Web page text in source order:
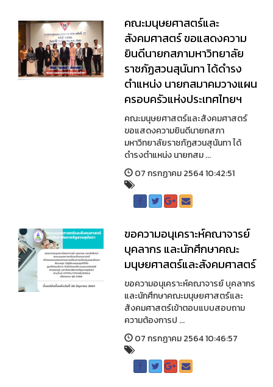
คณะมนุษยศาสตร์และ
สังคมศาสตร์ ขอแสดงความ
ยินดีนายกสภามหาวิทยาลัย
ราชภัฏสวนสุนันทา ได้ดำรง
ตำแหน่ง นายกสมาคมวางแผน
ครอบครัวแห่งประเทศไทยฯ
คณะมนุษยศาสตร์และสังคมศาสตร์
ขอแสดงความยินดีนายกสภา
มหาวิทยาลัยราชภัฏสวนสุนันทา ได้
ดำรงตำแหน่ง นายกสม ...
07 กรกฏาคม 2564 10:42:51
ขอความอนุเคราะห์คณาจารย์
บุคลากร และนักศึกษาคณะ
มนุษยศาสตร์และสังคมศาสตร์
ขอความอนุเคราะห์คณาจารย์ บุคลากร
และนักศึกษาคณะมนุษยศาสตร์และ
สังคมศาสตร์เข้าตอบแบบสอบถาม
ความต้องการป ...
07 กรกฏาคม 2564 10:46:57